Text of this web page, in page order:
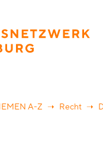
A-Z Recht